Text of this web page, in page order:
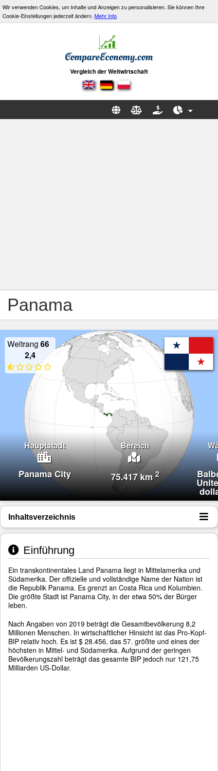
Wir verwenden Cookies, um Inhalte und Anzeigen zu personalisieren. Sie können Ihre
Cookie-Einstellungen jederzeit ändern. Mehr Info
Vergleich der Weltwirtschaft
Panama
Weltrang 66
2,4
Hauptstadt Bereich
Panama City 75.417 km2
Inhaltsverzeichnis
Einführung
Ein transkontinentales Land Panama liegt in Mittelamerika und
Südamerika. Der offizielle und vollständige Name der Nation ist
die Republik Panama. Es grenzt an Costa Rica und Kolumbien.
Die größte Stadt ist Panama City, in der etwa 50% der Bürger
leben.
Nach Angaben von 2019 beträgt die Gesamtbevölkerung 8,2
Millionen Menschen. In wirtschaftlicher Hinsicht ist das Pro-Kopf-
BIP relativ hoch. Es ist $ 28.456, das 57. größte und eines der
höchsten in Mittel- und Südamerika. Aufgrund der geringen
Bevölkerungszahl beträgt das gesamte BIP jedoch nur 121,75
Milliarden US-Dollar.